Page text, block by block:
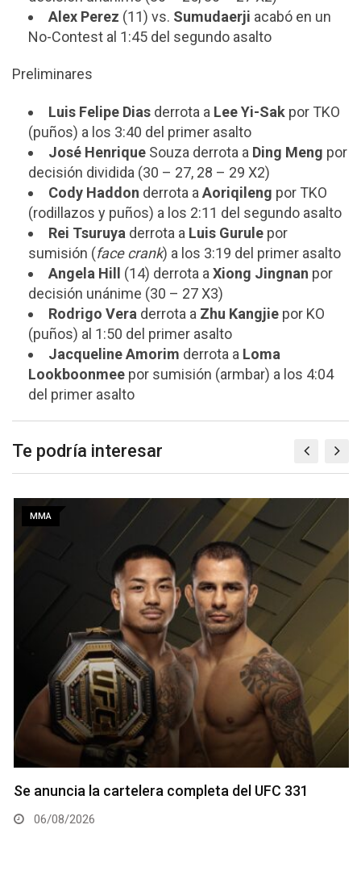
Alex Perez (11) vs. Sumudaerji acabó en un
No-Contest al 1:45 del segundo asalto
Preliminares
Luis Felipe Dias derrota a Lee Yi-Sak por TKO
(puños) a los 3:40 del primer asalto
José Henrique Souza derrota a Ding Meng por
decisión dividida (30 – 27, 28 – 29 X2)
Cody Haddon derrota a Aoriqileng por TKO
(rodillazos y puños) a los 2:11 del segundo asalto
Rei Tsuruya derrota a Luis Gurule por
sumisión (face crank) a los 3:19 del primer asalto
Angela Hill (14) derrota a Xiong Jingnan por
decisión unánime (30 – 27 X3)
Rodrigo Vera derrota a Zhu Kangjie por KO
(puños) al 1:50 del primer asalto
Jacqueline Amorim derrota a Loma
Lookboonmee por sumisión (armbar) a los 4:04
del primer asalto
Te podría interesar
MMA
Se anuncia la cartelera completa del UFC 331
06/08/2026